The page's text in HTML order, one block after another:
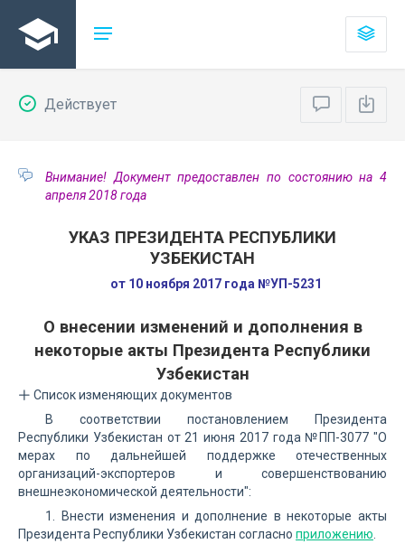
Действует
Внимание! Документ предоставлен по состоянию на 4
апреля 2018 года
УКАЗ ПРЕЗИДЕНТА РЕСПУБЛИКИ
УЗБЕКИСТАН
от 10 ноября 2017 года №УП-5231
О внесении изменений и дополнения в
некоторые акты Президента Республики
Узбекистан
Список изменяющих документов
В соответствии постановлением Президента
Республики Узбекистан от 21 июня 2017 года №ПП-3077 "О
мерах по дальнейшей поддержке отечественных
организаций-экспортеров и совершенствованию
внешнеэкономической деятельности":
1. Внести изменения и дополнение в некоторые акты
Президента Республики Узбекистан согласно приложению